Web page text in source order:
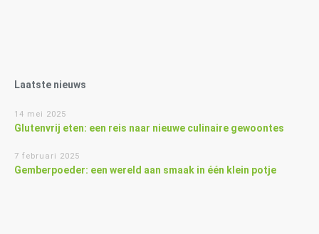
Laatste nieuws
14 mei 2025
Glutenvrij eten: een reis naar nieuwe culinaire gewoontes
7 februari 2025
Gemberpoeder: een wereld aan smaak in één klein potje